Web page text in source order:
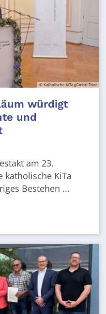
© Katholische KiTa gGmbH Trier
würdigt
und
am 23.
katholische KiTa
Bestehen ...